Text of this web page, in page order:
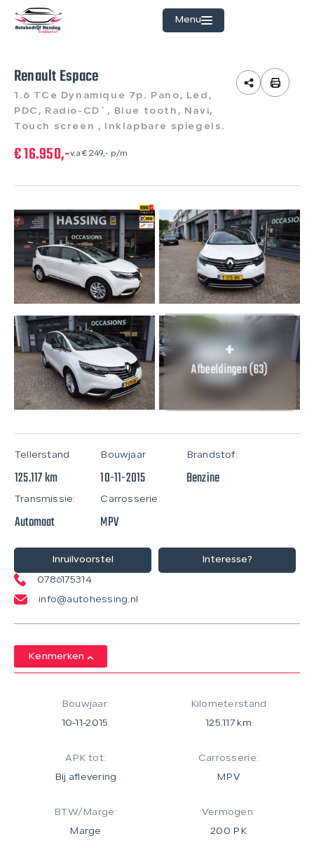
Menu
Aanbod
Verkocht
Contact
Renault Espace
1.6 TCe Dynamique 7p. Pano, Led,
PDC, Radio-CD`, Blue tooth, Navi,
Touch screen , Inklapbare spiegels.
€ 16.950,-v.a € 249,- p/m
Afbeeldingen (63)
Tellerstand
125.117 km
Bouwjaar
10-11-2015
Brandstof:
Benzine
Transmissie:
Automaat
Carrosserie:
MPV
Inruilvoorstel
Interesse?
0786175314
info@autohessing.nl
Kenmerken
Bouwjaar:
10-11-2015
Kilometerstand
125.117 km
APK tot:
Bij aflevering
Carrosserie:
MPV
BTW/Marge:
Marge
Vermogen:
200 PK